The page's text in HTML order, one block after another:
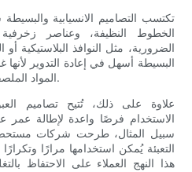
تكتسب التصاميم الانسيابية
الخطوط النظيفة، وعناصر
الضرورية، مثل النوافذ البلاستيكية
البسيطة أسهل في إعادة التدوير
المواد الملصقة أو المدمجة داخل عبوة واحدة.
علاوة على ذلك، تُتيح تصاميم
الاستخدام فرصًا واعدة لإطالة
سبيل المثال، طرحت شركات
التعبئة يُمكن استخدامها مرارًا
هذا النهج العملاء على الاحتفاظ